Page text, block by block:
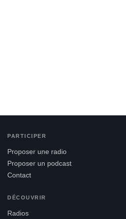
PARTICIPER
Proposer une radio
Proposer un podcast
Contact
DÉCOUVRIR
Radios